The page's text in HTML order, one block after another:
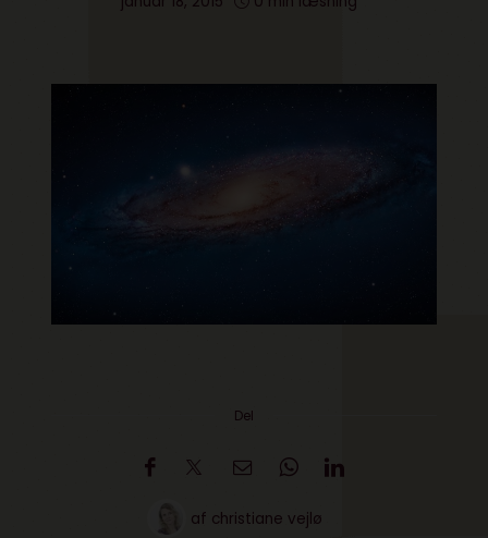
Del
af christiane vejlø